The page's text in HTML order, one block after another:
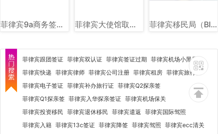
菲律宾9a商务签样式图片 菲律宾大使馆取证单图片样式讲解 菲律宾移民局（BI）图文详解
菲律宾跟团签证 菲律宾双认证 菲律宾签证过期 菲律宾机场小黑屋
菲律宾快递 菲律宾律师 菲律宾公司注册 菲律宾租房 菲律宾旅行社
菲律宾电子签证 菲律宾补办旅行证 菲律宾Q2探亲签
菲律宾Q1探亲签 菲律宾入华探亲签证 菲律宾机场保关
菲律宾投资移民 菲律宾退休移民 菲律宾遣返 菲律宾国际驾照
菲律宾入籍 菲律宾13c签证 菲律宾降签 菲律宾驾照 菲律宾ecc清关